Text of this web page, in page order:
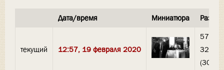
Дата/время Миниатюра
текущий 12:57, 19 февраля 2020
570 ×
320
(30 КБ)